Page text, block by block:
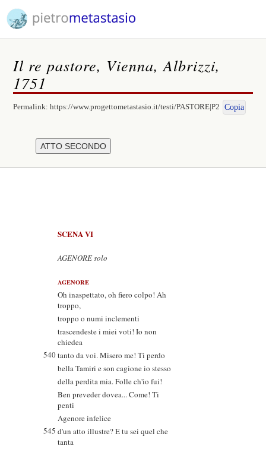
Il re pastore, Vienna, Albrizzi,
1751
Permalink:https://www.progettometastasio.it/testi/PASTORE|P2 Copia
SCENA VI
AGENORE solo
AGENORE
Oh inaspettato, oh fiero colpo! Ah
troppo,
troppo o numi inclementi
trascendeste i miei voti! Io non
chiedea
540tanto da voi. Misero me! Ti perdo
bella Tamiri e son cagione io stesso
della perdita mia. Folle ch'io fui!
Ben preveder dovea... Come! Ti
penti
Agenore infelice
545 d'un atto illustre? E tu sei quel che
tanta